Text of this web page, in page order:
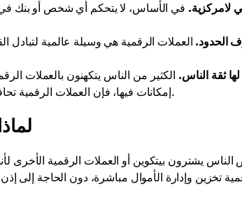
لامركزية. في الأساس، لا يتحكم أي شخص أو بنك في
الحدود. العملات الرقمية هي وسيلة عالمية لتبادل
لها ثقة الناس. الكثير من الناس يتكهنون بالعملات
إمكانات فيها، فإن العملات الرقمية تحافظ على قيمتها — لأن القيمة في النهاية تأتي من ما نحن مستعدون لدفعه مقابلها.
يشترون بيتكوين أو العملات الرقمية الأخرى
تخزين وإدارة الأموال مباشرة، دون الحاجة إلى